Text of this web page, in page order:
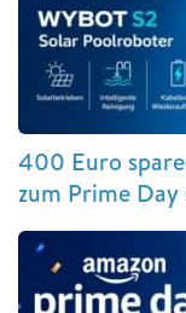
400 Euro
zum Prime